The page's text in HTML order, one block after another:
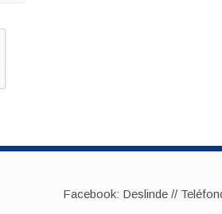
Facebook: Deslinde //